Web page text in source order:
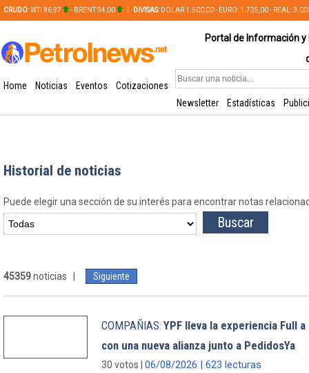
CRUDO: WTI 86,97 - BRENT 94,00 DIVISAS: DOLAR 1.500,00 - EURO: 1.735,00 - REAL:
Portal de Información
Home Noticias Eventos
Cotizaciones
Newsletter
Estadísticas
Historial de noticias
Puede elegir una sección de su interés para encontrar notas
45359noticias | Siguiente
COMPAÑIAS: YPF lleva la experiencia Full
con una nueva alianza junto a PedidosYa
30 votos | 06/08/2026 | 623 lecturas